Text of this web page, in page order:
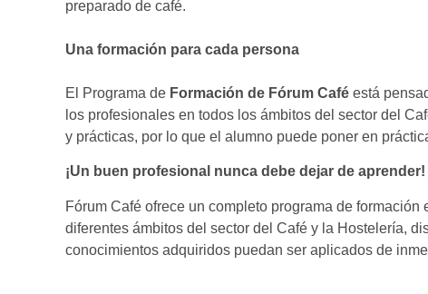
preparado de café.
Una formación para cada persona
El Programa de Formación de Fórum Café está
los profesionales en todos los ámbitos del sector del
y prácticas, por lo que el alumno puede poner en
¡Un buen profesional nunca debe dejar de aprender!
Fórum Café ofrece un completo programa de
diferentes ámbitos del sector del Café y la Hostelería,
conocimientos adquiridos puedan ser aplicados de